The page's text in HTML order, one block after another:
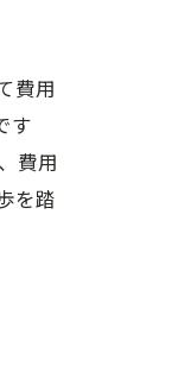
費用
す
費用
を踏